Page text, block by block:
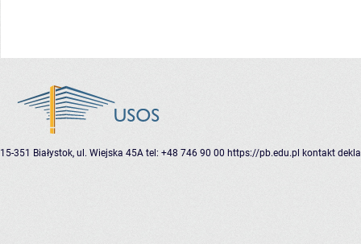
15-351 Białystok, ul. Wiejska 45A tel: +48 746 90 00 https://pb.edu.pl kontakt